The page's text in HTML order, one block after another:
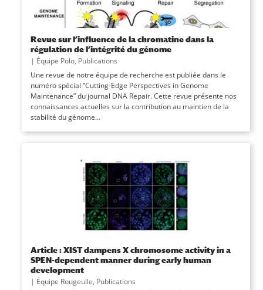
Revue sur l’influence de la chromatine dans la
régulation de l’intégrité du génome
| Équipe Polo, Publications
Une revue de notre équipe de recherche est publiée dans le
numéro spécial “Cutting-Edge Perspectives in Genome
Maintenance” du journal DNA Repair. Cette revue présente nos
connaissances actuelles sur la contribution au maintien de la
stabilité du génome...
Article : XIST dampens X chromosome activity in a
SPEN-dependent manner during early human
development
| Équipe Rougeulle, Publications